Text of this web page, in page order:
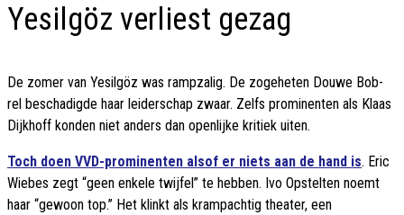
Yesilgöz verliest gezag
De zomer van Yesilgöz was rampzalig. De zogeheten Douwe Bob-
rel beschadigde haar leiderschap zwaar. Zelfs prominenten als Klaas
Dijkhoff konden niet anders dan openlijke kritiek uiten.
Toch doen VVD-prominenten alsof er niets aan de hand is. Eric
Wiebes zegt “geen enkele twijfel” te hebben. Ivo Opstelten noemt
haar “gewoon top.” Het klinkt als krampachtig theater, een